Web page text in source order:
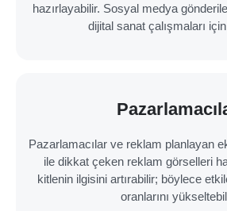
hazırlayabilir. Sosyal medya
dijital sanat çalışmaları
Pazarlamacılar ve reklam planlayan
ile dikkat çeken reklam görselleri
kitlenin ilgisini artırabilir; böylece
oranlarını